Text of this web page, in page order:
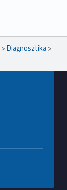
>Diagnosztika>